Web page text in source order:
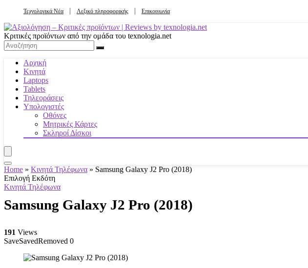
Τεχνολογικά Νέα Λεξικό πληροφορικής Επικοινωνία
Κριτικές προϊόντων από την ομάδα του texnologia.net
Αρχική
Κινητά
Laptops
Tablets
Τηλεοράσεις
Υπολογιστές
Οθόνες
Μητρικές Κάρτες
Σκληροί Δίσκοι
Home » Κινητά Τηλέφωνα » Samsung Galaxy J2 Pro (2018)
Επιλογή Εκδότη
Κινητά Τηλέφωνα
Samsung Galaxy J2 Pro (2018)
191 Views
SaveSavedRemoved 0